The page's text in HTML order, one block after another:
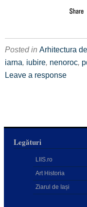
Posted in Arhitectura
iarna, iubire, nenoroc,
Leave a response
Legături
LIIS.ro
Art Historia
Ziarul de Iași